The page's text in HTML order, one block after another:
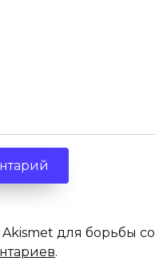
Akismet для борьбы
.